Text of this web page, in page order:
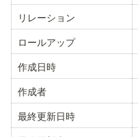
リレーション
ロールアップ
作成日時
作成者
最終更新日時